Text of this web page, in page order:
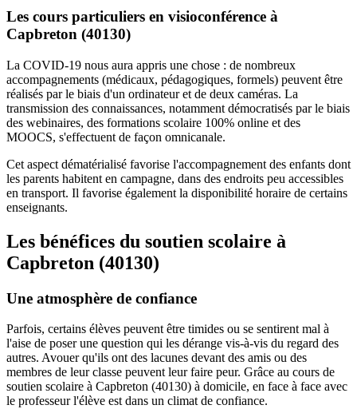
Les cours particuliers en visioconférence à
Capbreton (40130)
La COVID-19 nous aura appris une chose : de nombreux
accompagnements (médicaux, pédagogiques, formels) peuvent être
réalisés par le biais d'un ordinateur et de deux caméras. La
transmission des connaissances, notamment démocratisés par le biais
des webinaires, des formations scolaire 100% online et des
MOOCS, s'effectuent de façon omnicanale.
Cet aspect dématérialisé favorise l'accompagnement des enfants dont
les parents habitent en campagne, dans des endroits peu accessibles
en transport. Il favorise également la disponibilité horaire de certains
enseignants.
Les bénéfices du soutien scolaire à
Capbreton (40130)
Une atmosphère de confiance
Parfois, certains élèves peuvent être timides ou se sentirent mal à
l'aise de poser une question qui les dérange vis-à-vis du regard des
autres. Avouer qu'ils ont des lacunes devant des amis ou des
membres de leur classe peuvent leur faire peur. Grâce au cours de
soutien scolaire à Capbreton (40130) à domicile, en face à face avec
le professeur l'élève est dans un climat de confiance.